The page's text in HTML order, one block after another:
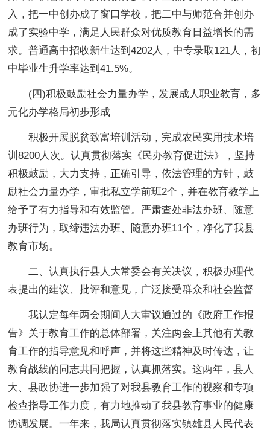
入，把一中创办成了窗口学校，把二中与师范合并创办
成了实验中学，满足人民群众对优质教育日益增长的需
求。普通高中招收新生达到4202人，中专录取121人，初
中毕业生升学率达到41.5%。
(四)积极鼓励社会力量办学，发展成人职业教育，多
元化办学格局初步形成
积极开展脱贫致富培训活动，完成农民实用技术培
训8200人次。认真贯彻落实《民办教育促进法》，坚持
积极鼓励，大力支持，正确引导，依法管理的方针，鼓
励社会力量办学，审批私立学前班2个，并在教育教学上
给予了有力指导和有效监管。严肃查处非法办班、随意
办班行为，取缔违法办班、随意办班11个，净化了我县
教育市场。
二、认真执行县人大常委会有关决议，积极办理代
表提出的建议、批评和意见，广泛接受群众和社会监督
我认定每年两会期间人大审议通过的《政府工作报
告》关于教育工作的总体部署，关注两会上其他有关教
育工作的指导意见和呼声，并将这些精神及时传达，让
教育战线的同志共同把握，认真抓落实。这两年，县人
大、县政协进一步加强了对我县教育工作的视察和专项
检查指导工作力度，有力地推动了我县教育事业的健康
协调发展。一年来，我局认真贯彻落实镇雄县人民代表